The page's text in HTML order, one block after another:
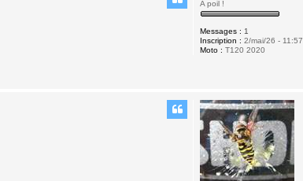
A poil !
Messages : 1
Inscription : 2/mai/26 - 11:57
Moto : T120 2020